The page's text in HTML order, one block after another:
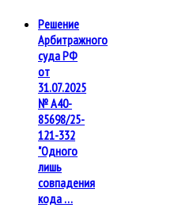
Решение
Арбитражного
суда РФ
от
31.07.2025
№ А40-
85698/25-
121-332
"Одного
лишь
совпадения
кода …